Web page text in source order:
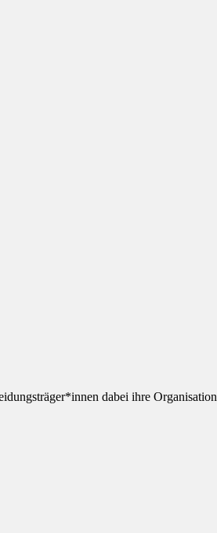
dabei ihre Organisation